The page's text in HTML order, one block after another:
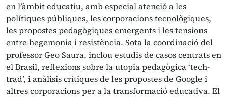
en l’àmbit educatiu, amb especial atenció a les
polítiques públiques, les corporacions tecnològiques,
les propostes pedagògiques emergents i les tensions
entre hegemonia i resistència. Sota la coordinació del
professor Geo Saura, inclou estudis de casos centrats en
el Brasil, reflexions sobre la utopia pedagògica ‘tech-
trad’, i anàlisis crítiques de les propostes de Google i
altres corporacions per a la transformació educativa. El